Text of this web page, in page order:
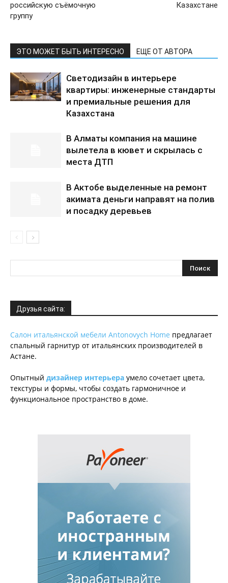
российскую съёмочную
группу
Казахстане
ЭТО МОЖЕТ БЫТЬ ИНТЕРЕСНО ЕЩЕ ОТ АВТОРА
Светодизайн в интерьере
квартиры: инженерные стандарты
и премиальные решения для
Казахстана
В Алматы компания на машине
вылетела в кювет и скрылась с
места ДТП
В Актобе выделенные на ремонт
акимата деньги направят на полив
и посадку деревьев
Друзья сайта:
Салон итальянской мебели Antonovych Home предлагает
спальный гарнитур от итальянских производителей в
Астане.
Опытный дизайнер интерьера умело сочетает цвета,
текстуры и формы, чтобы создать гармоничное и
функциональное пространство в доме.